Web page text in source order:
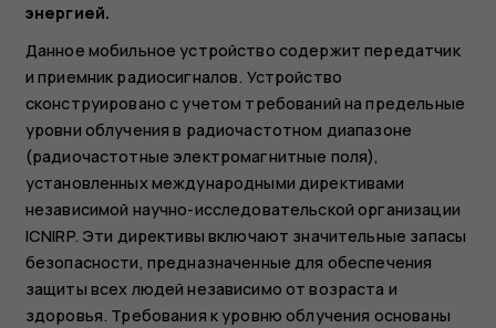
энергией.
Данное мобильное устройство содержит передатчик
и приемник радиосигналов. Устройство
сконструировано с учетом требований на предельные
уровни облучения в радиочастотном диапазоне
(радиочастотные электромагнитные поля),
установленных международными директивами
независимой научно-исследовательской организации
ICNIRP. Эти директивы включают значительные запасы
безопасности, предназначенные для обеспечения
защиты всех людей независимо от возраста и
здоровья. Требования к уровню облучения основаны